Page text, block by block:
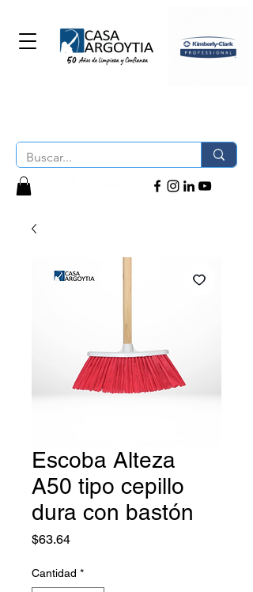
Escoba Alteza
A50 tipo cepillo
dura con bastón
$63.64Precio
Cantidad *